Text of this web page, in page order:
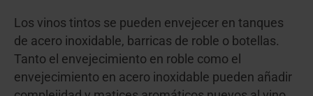
Los vinos tintos se pueden envejecer en tanques
de acero inoxidable, barricas de roble o botellas.
Tanto el envejecimiento en roble como el
envejecimiento en acero inoxidable pueden añadir